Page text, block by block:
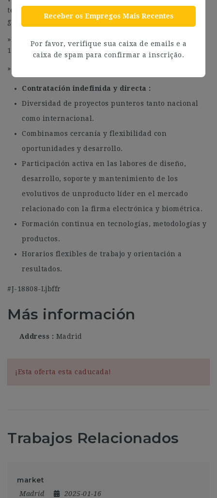
tecnológica, participación multi-proyecto, cultura de
guerrilla.
»Horario flexible
en el rango 9:00 a 14:00 y 16:00 a
19:00.
» Potencial participación en Programa de Desempeño.
Contratación indefinida y directa
Diversidad de proyectos punteros tanto nacional
como internacional.
Combinamos cercanía y flexibilidad con
oportunidades y desarrollo.
Participación activa en las labores de diseño,
desarrollo, soporte y mantenimiento de los
evolutivos de unproducto líder en el mercado
relacionado con la firma electrónica y biométrica.
Formación continua en tecnologías, metodologías y
productos.
Horarios flexibles de trabajo y orientación a
resultados.
#J-18808-Ljbffr
Más información
Address Madrid
¡Esta oferta esta caducada!
Trabajos Relacionados
market
Madrid 2025-01-16
Receber os Empregos Mais Recentes
Por favor, verifique sua caixa de emails e a
caixa de spam para confirmar a inscrição.